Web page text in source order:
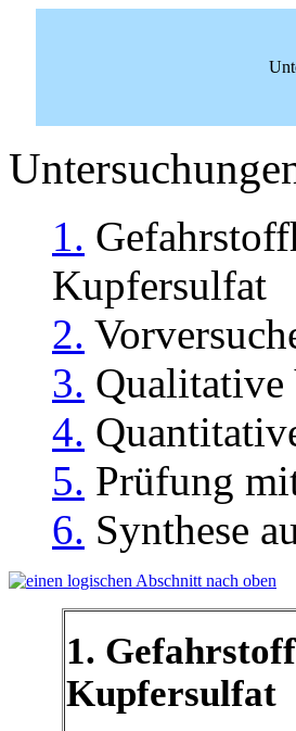
1.
Kupfersulfat
2.
3. Qualitative
4.
5. Prüfung
6. Synthese
1.
Kupfersulfat